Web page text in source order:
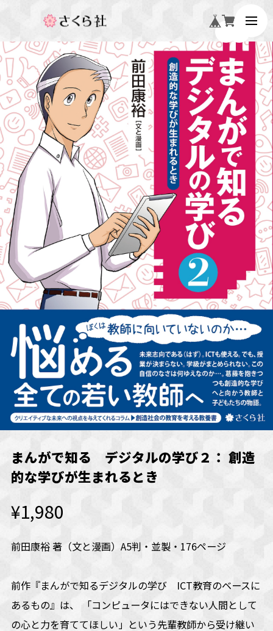
まんがで知る デジタルの学び２： 創造
的な学びが生まれるとき
¥1,980
前田康裕 著（文と漫画）A5判・並製・176ページ
前作『まんがで知るデジタルの学び ICT教育のベースに
あるもの』は、 「コンピュータにはできない人間として
の心と力を育ててほしい」という先輩教師から受け継い